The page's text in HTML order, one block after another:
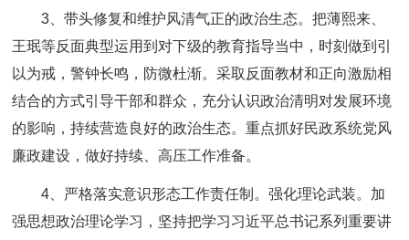
3、带头修复和维护风清气正的政治生态。把薄熙来、
王珉等反面典型运用到对下级的教育指导当中，时刻做到引
以为戒，警钟长鸣，防微杜渐。采取反面教材和正向激励相
结合的方式引导干部和群众，充分认识政治清明对发展环境
的影响，持续营造良好的政治生态。重点抓好民政系统党风
廉政建设，做好持续、高压工作准备。
4、严格落实意识形态工作责任制。强化理论武装。加
强思想政治理论学习，坚持把学习习近平总书记系列重要讲